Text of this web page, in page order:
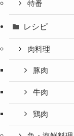
特番
レシピ
肉料理
豚肉
牛肉
鶏肉